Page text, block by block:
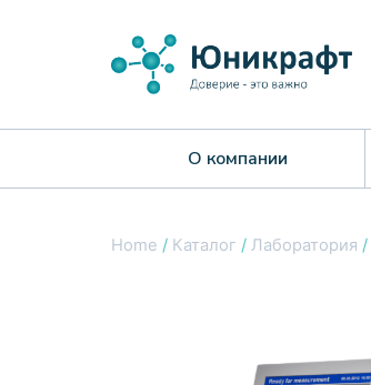
О компании
Home / Каталог / Лаборатория /